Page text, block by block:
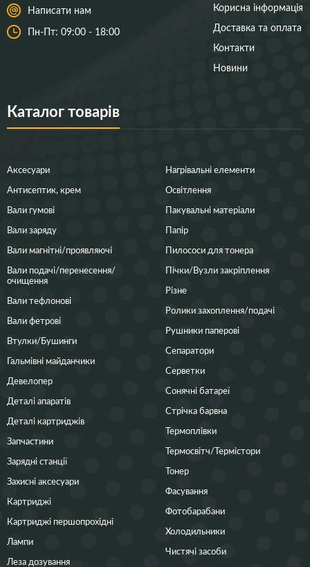
Написати нам
Пн-Пт: 09:00 - 18:00
Корисна інформація
Доставка та оплата
Контакти
Новини
Каталог товарів
Аксесуари
Антисептик, крем
Вали гумові
Вали заряду
Вали магнітні/проявляючі
Вали подачі/перенесення/
очищення
Вали тефлонові
Вали фетрові
Втулки/Бушинги
Гальмівні майданчики
Девелопер
Деталі апаратів
Деталі картриджів
Запчастини
Зарядні станції
Захисні аксесуари
Картриджі
Картриджі першопрохідні
Лампи
Леза дозування
Нагрівальні елементи
Освітлення
Пакувальні матеріали
Папір
Пилососи для тонера
Пічки/Вузли закріплення
Різне
Ролики захоплення/подачі
Рушники паперові
Сепаратори
Серветки
Сонячні батареї
Стрічка барвна
Термоплівки
Термосвітч/Термістори
Тонер
Фасування
Фотобарабани
Холодильники
Чистячі засоби